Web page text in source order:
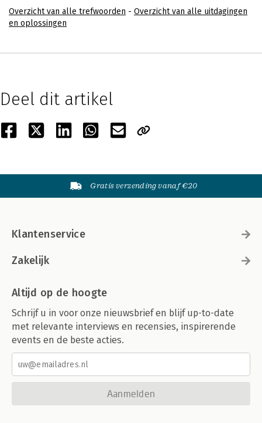
Overzicht van alle trefwoorden - Overzicht van alle uitdagingen
en oplossingen
Deel dit artikel
Gratis verzending vanaf €20
Klantenservice
Zakelijk
Altijd op de hoogte
Schrijf u in voor onze nieuwsbrief en blijf up-to-date
met relevante interviews en recensies, inspirerende
events en de beste acties.
Aanmelden